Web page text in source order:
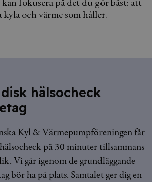
kyla och värme som håller.
hälsocheck
Kyl & Värmepumpföreningen får
på 30 minuter tillsammans
Vi går igenom de grundläggande
bör ha på plats. Samtalet ger dig en